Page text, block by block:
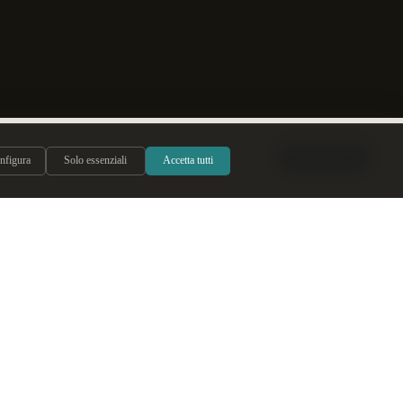
Solo essenziali Accetta tutti